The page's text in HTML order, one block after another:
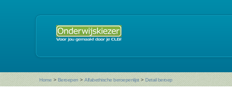
Home > Beroepen > Alfabethische beroepenlijst > Detail beroep